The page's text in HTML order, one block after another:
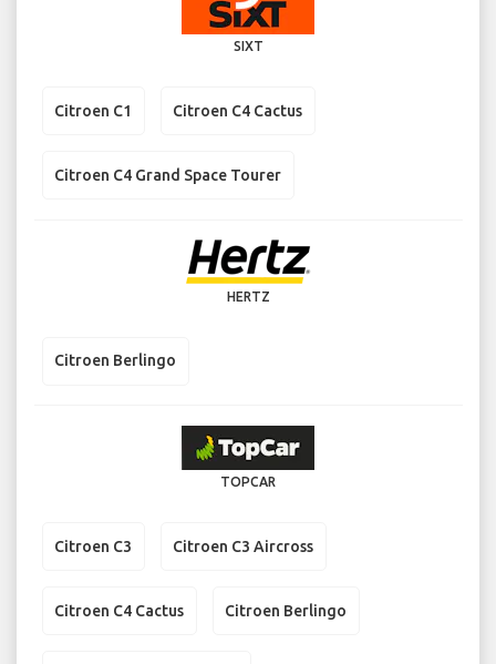
SIXT
Citroen C1 Citroen C4 Cactus
Citroen C4 Grand Space Tourer
HERTZ
Citroen Berlingo
TOPCAR
Citroen C3 Citroen C3 Aircross
Citroen C4 Cactus Citroen Berlingo